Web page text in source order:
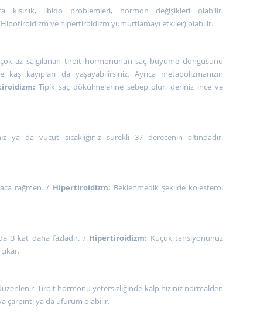
libido problemleri, hormon değişikleri olabilir.
(Hipotiroidizm ve hipertiroidizm yumurtlamayı etkiler) olabilir.
az salgılanan tiroit hormonunun saç büyüme döngüsünü
kayıpları da yaşayabilirsiniz. Ayrıca metabolizmanızın
Tipik saç dökülmelerine sebep olur, deriniz ince ve
da vücut sıcaklığınız sürekli 37 derecenin altındadır.
rağmen. / Hipertiroidizm: Beklenmedik şekilde kolesterol
3 kat daha fazladır. / Hipertiroidizm: Küçük tansiyonunuz
Tiroit hormonu yetersizliğinde kalp hızınız normalden
çarpıntı ya da üfürüm olabilir.